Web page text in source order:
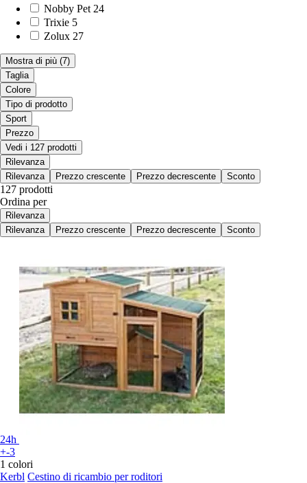
Nobby Pet 24
Trixie 5
Zolux 27
Mostra di più (7)
Taglia
Colore
Tipo di prodotto
Sport
Prezzo
Vedi i 127 prodotti
Rilevanza
Rilevanza
Prezzo crescente Prezzo decrescente Sconto
127 prodotti
Ordina per
Rilevanza
Rilevanza
Prezzo crescente Prezzo decrescente Sconto
24h
+-3
1 colori
Kerbl Cestino di ricambio per roditori